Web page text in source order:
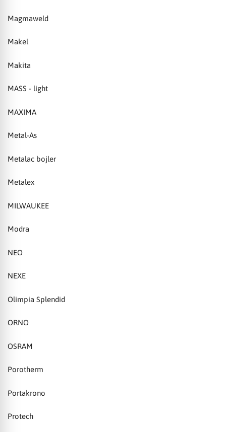
Magmaweld
Makel
Makita
MASS - light
MAXIMA
Metal-As
Metalac bojler
Metalex
MILWAUKEE
Modra
NEO
NEXE
Olimpia Splendid
ORNO
OSRAM
Porotherm
Portakrono
Protech